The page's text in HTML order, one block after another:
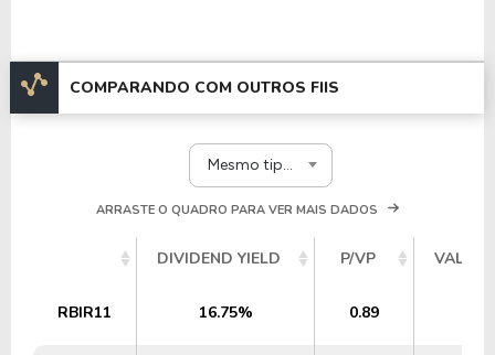
COMPARANDO COM OUTROS FIIS
Mesmo tipo e segmento
ARRASTE O QUADRO PARA VER MAIS DADOS
DIVIDEND YIELD P/VP VALOR
RBIR11 16.75% 0.89